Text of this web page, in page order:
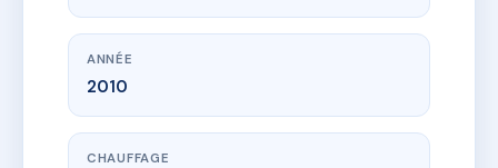
ANNÉE
2010
CHAUFFAGE